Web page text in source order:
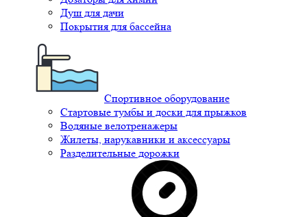
Душ для дачи
Покрытия для бассейна
Спортивное оборудование
Стартовые тумбы и доски для прыжков
Водяные велотренажеры
Жилеты, нарукавники и аксессуары
Разделительные дорожки